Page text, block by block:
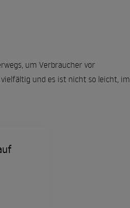
um Verbraucher vor
und es ist nicht so leicht, im